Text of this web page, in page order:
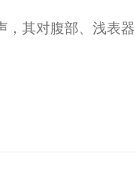
，其对腹部、浅表器